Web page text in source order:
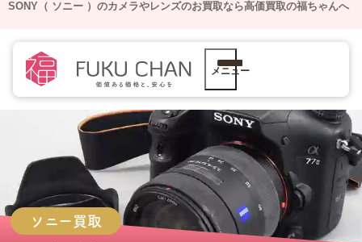
SONY（ ソニー ）のカメラやレンズのお買取なら高価買取の福ちゃんへ
メニュー
ソニー 買取